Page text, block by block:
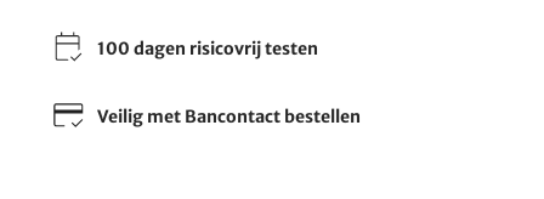
100 dagen risicovrij testen
Veilig met Bancontact bestellen